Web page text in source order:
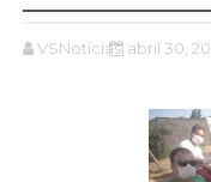
VSNotícias abril 30,